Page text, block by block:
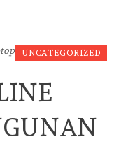
UNCATEGORIZED